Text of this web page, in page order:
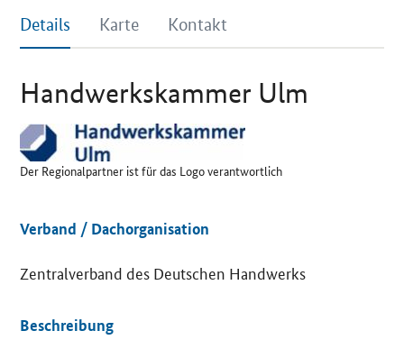
Details Karte Kontakt
Handwerkskammer Ulm
Der Regionalpartner ist für das Logo verantwortlich
Verband / Dachorganisation
Zentralverband des Deutschen Handwerks
Beschreibung